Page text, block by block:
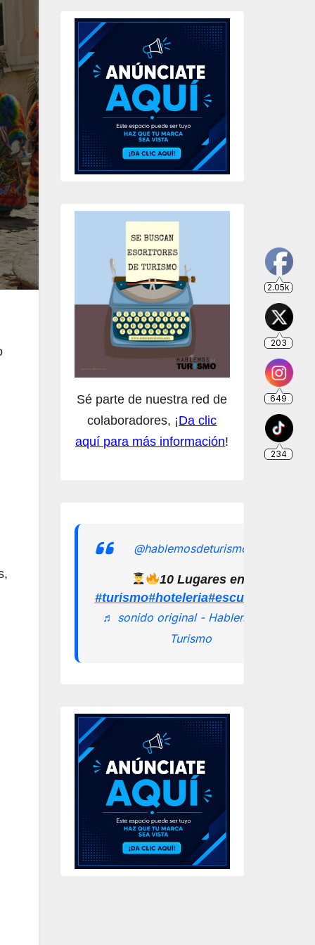
Sé parte de nuestra red de
colaboradores, ¡Da clic
aquí para más información!
@hablemosdeturismomx
10 Lugares en los que
#turismo#hoteleria
♬ sonido original - Hablemos de
Turismo
234